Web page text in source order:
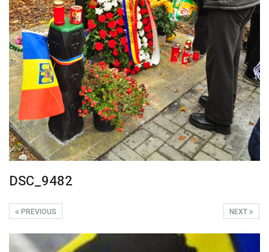
DSC_9482
NEXT
PREVIOUS